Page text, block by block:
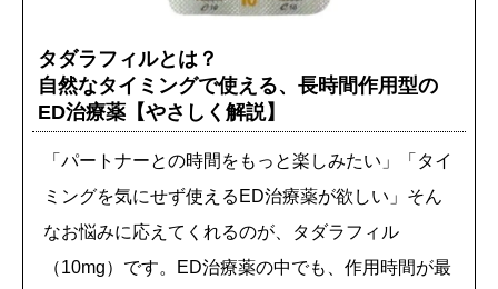
タダラフィルとは？
自然なタイミングで使える、長時間作用型の
ED治療薬【やさしく解説】
「パートナーとの時間をもっと楽しみたい」「タイ
ミングを気にせず使えるED治療薬が欲しい」そん
なお悩みに応えてくれるのが、タダラフィル
（10mg）です。ED治療薬の中でも、作用時間が最